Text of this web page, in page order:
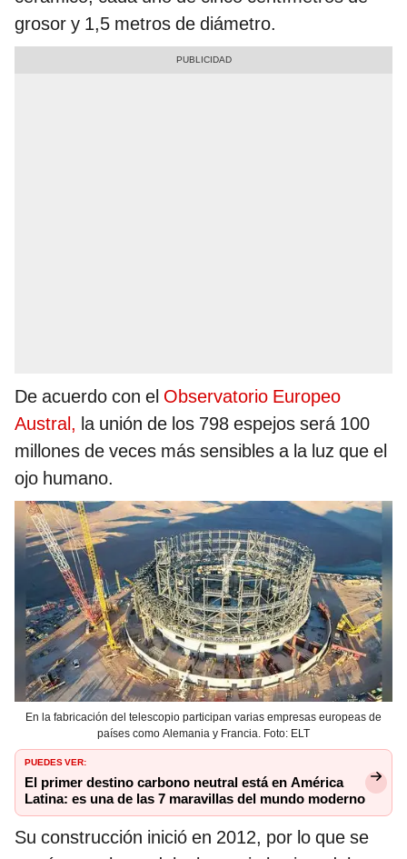
grosor y 1,5 metros de diámetro.
De acuerdo con el Observatorio Europeo
Austral, la unión de los 798 espejos será 100
millones de veces más sensibles a la luz que el
ojo humano.
En la fabricación del telescopio participan varias empresas europeas de
países como Alemania y Francia. Foto: ELT
PUEDES VER:
El primer destino carbono neutral está en América
Latina: es una de las 7 maravillas del mundo moderno
Su construcción inició en 2012, por lo que se